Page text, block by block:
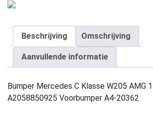
Beschrijving Omschrijving
Aanvullende informatie
Bumper Mercedes C Klasse W205 AMG
A2058850925 Voorbumper A4-20362